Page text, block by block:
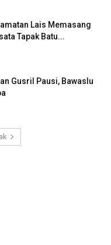
Lais Memasang
Tapak Batu...
Gusril Pausi, Bawaslu